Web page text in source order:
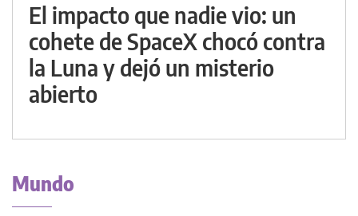
El impacto que nadie vio: un
cohete de SpaceX chocó contra
la Luna y dejó un misterio
abierto
Mundo